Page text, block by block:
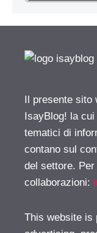
Il presente
IsayBlog! la
tematici di
contano sul
del settore.
collaborazioni:
This website is